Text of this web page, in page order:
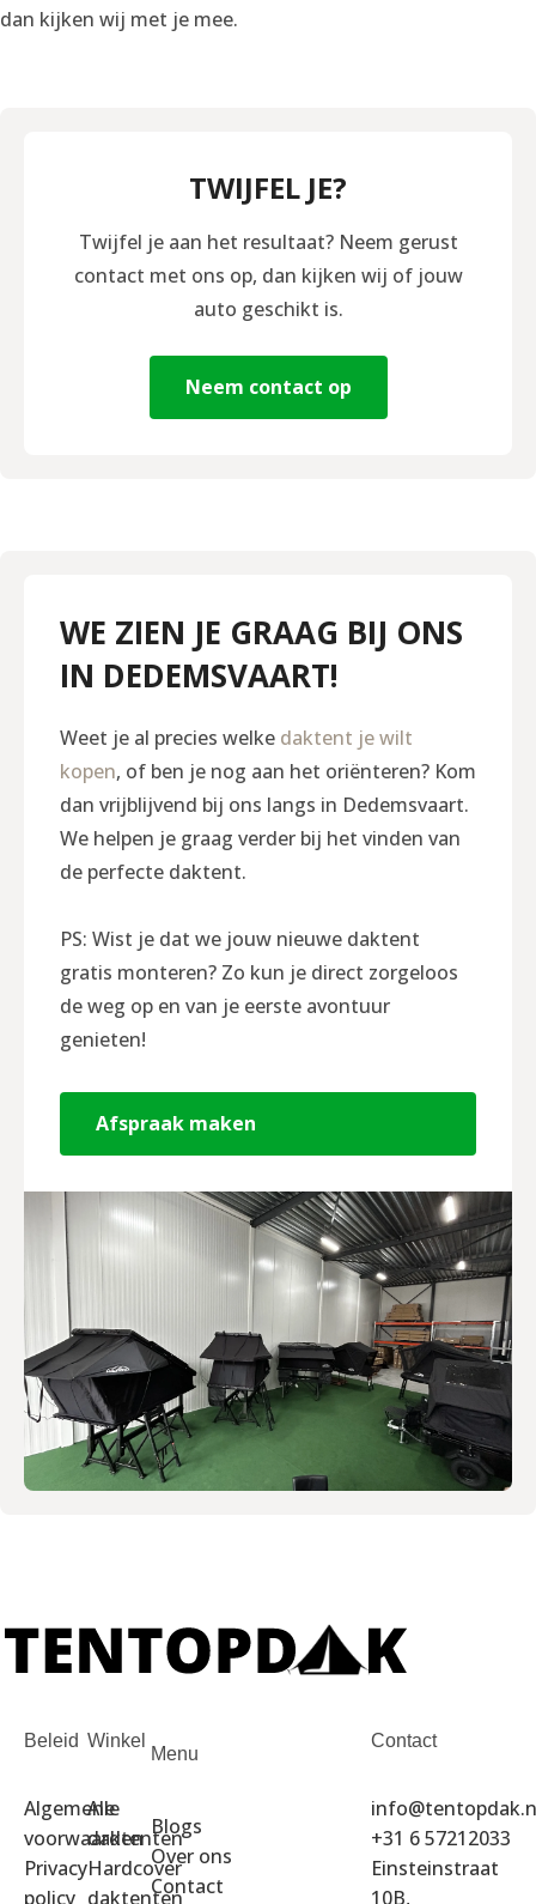
dan kijken wij met je mee.
TWIJFEL JE?
Twijfel je aan het resultaat? Neem gerust
contact met ons op, dan kijken wij of jouw
auto geschikt is.
Neem contact op
WE ZIEN JE GRAAG BIJ ONS
IN DEDEMSVAART!
Weet je al precies welke daktent je wilt
kopen, of ben je nog aan het oriënteren? Kom
dan vrijblijvend bij ons langs in Dedemsvaart.
We helpen je graag verder bij het vinden van
de perfecte daktent.
PS: Wist je dat we jouw nieuwe daktent
gratis monteren? Zo kun je direct zorgeloos
de weg op en van je eerste avontuur
genieten!
Afspraak maken
Beleid
Algemene
voorwaarden
Privacy
policy
Winkel
Alle
daktenten
Hardcover
daktenten
Menu
Blogs
Over ons
Contact
Contact
+31 6 57212033
Einsteinstraat
10B,